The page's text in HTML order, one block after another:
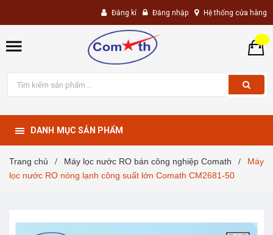
Đăng kí Đăng nhập Hệ thống cửa hàng
DANH MỤC SẢN PHẨM
Trang chủ / Máy lọc nước RO bán công nghiệp Comath /
Máy
lọc nước RO nóng lạnh công suất lớn Comath CM2681-50